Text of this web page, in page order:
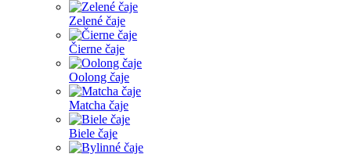
Zelené čaje
Čierne čaje
Oolong čaje
Matcha čaje
Biele čaje